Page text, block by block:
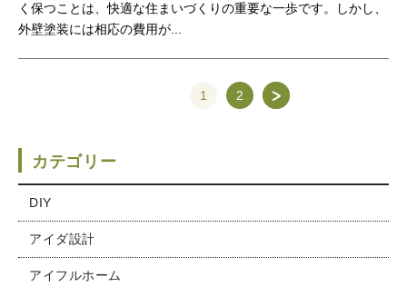
く保つことは、快適な住まいづくりの重要な一歩です。しかし、
外壁塗装には相応の費用が...
1 2
カテゴリー
DIY
アイダ設計
アイフルホーム